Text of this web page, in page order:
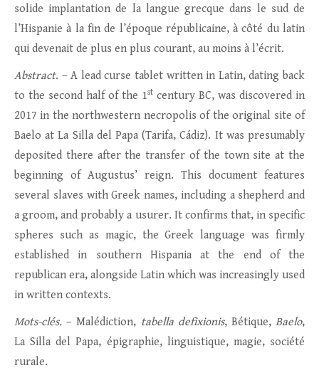
solide implantation de la langue grecque dans le sud de
l’Hispanie à la fin de l’époque républicaine, à côté du latin
qui devenait de plus en plus courant, au moins à l’écrit.
Abstract. – A lead curse tablet written in Latin, dating back
to the second half of the 1st century BC, was discovered in
2017 in the northwestern necropolis of the original site of
Baelo at La Silla del Papa (Tarifa, Cádiz). It was presumably
deposited there after the transfer of the town site at the
beginning of Augustus’ reign. This document features
several slaves with Greek names, including a shepherd and
a groom, and probably a usurer. It confirms that, in specific
spheres such as magic, the Greek language was firmly
established in southern Hispania at the end of the
republican era, alongside Latin which was increasingly used
in written contexts.
Mots-clés.– Malédiction, tabella defixionis, Bétique,Baelo,
La Silla del Papa, épigraphie, linguistique, magie, société
rurale.